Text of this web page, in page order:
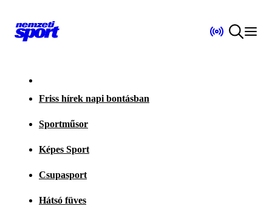
Friss hírek napi bontásban
Sportműsor
Képes Sport
Csupasport
Hátsó füves